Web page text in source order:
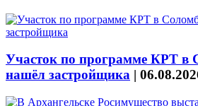
Участок по программе КРТ в
нашёл застройщика |